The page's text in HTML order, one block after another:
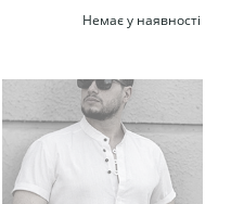
Немає у наявності